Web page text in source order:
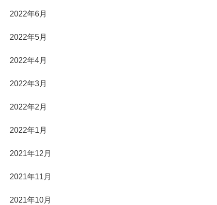
2022年6月
2022年5月
2022年4月
2022年3月
2022年2月
2022年1月
2021年12月
2021年11月
2021年10月